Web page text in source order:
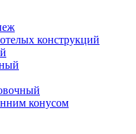
конструкций
конусом